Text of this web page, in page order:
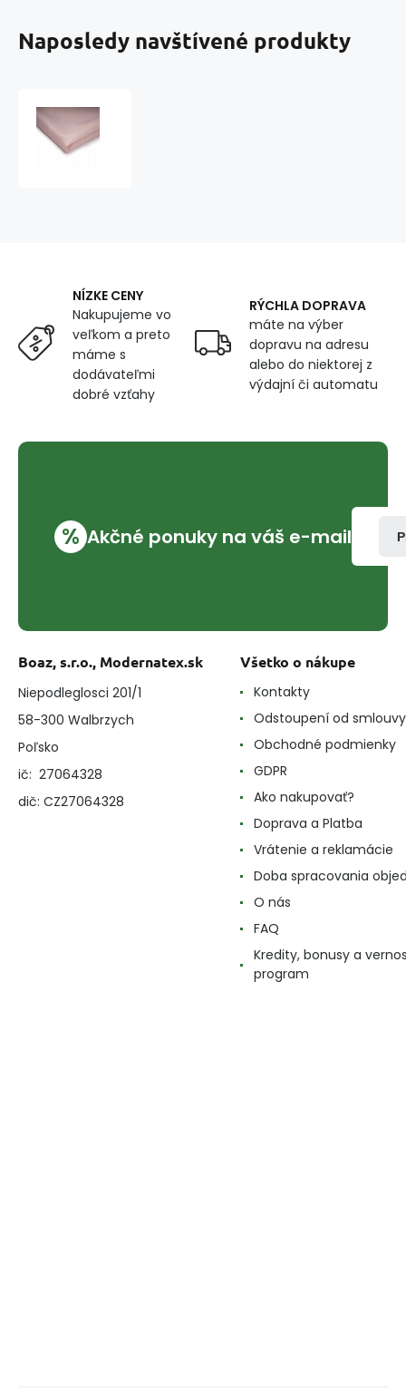
Naposledy navštívené produkty
NÍZKE CENY
Nakupujeme vo
veľkom a preto
máme s
dodávateľmi
dobré vzťahy
RÝCHLA DOPRAVA
máte na výber
dopravu na adresu
alebo do niektorej z
výdajní či automatu
% Akčné ponuky na váš e-mail
Boaz, s.r.o., Modernatex.sk
Niepodleglosci 201/1
58-300 Walbrzych
Poľsko
ič: 27064328
dič: CZ27064328
Všetko o nákupe
Kontakty
Odstoupení od smlouvy
Obchodné podmienky
GDPR
Ako nakupovať?
Doprava a Platba
Vrátenie a reklamácie
Doba spracovania
O nás
FAQ
Kredity, bonusy a
program